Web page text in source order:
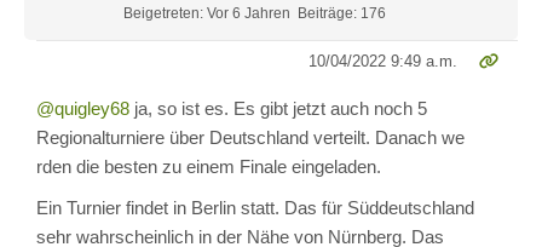
Beigetreten: Vor 6 Jahren
Beiträge: 176
10/04/2022 9:49 a.m.
@quigley68 ja, so ist es. Es gibt jetzt auch noch 5
Regionalturniere über Deutschland verteilt. Danach we
rden die besten zu einem Finale eingeladen.
Ein Turnier findet in Berlin statt. Das für Süddeutschland
sehr wahrscheinlich in der Nähe von Nürnberg. Das